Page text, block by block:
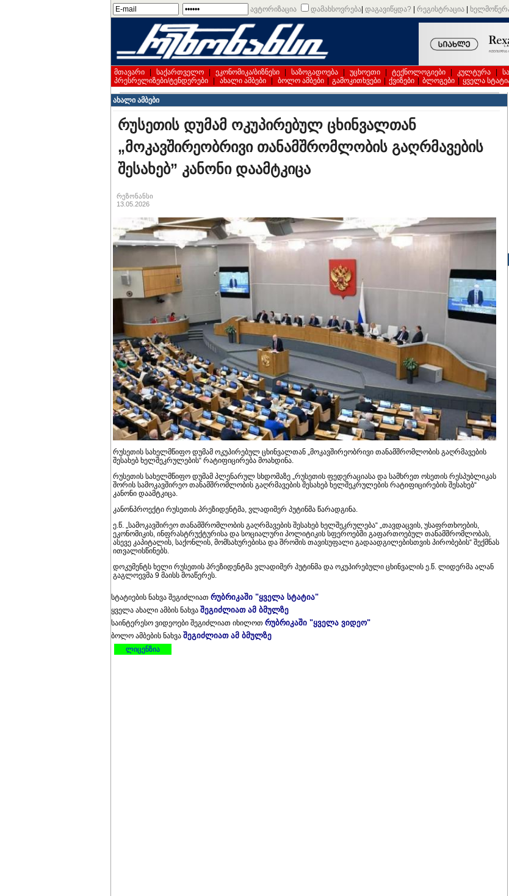
ავტორიზაცია დამახსოვრება დაგავიწყდა? რეგისტრაცია
მთავარი საქართველო ეკონომიკა/ბიზნესი საზოგადოება უცხოეთი ტექნოლოგიები კულტურა
პრესრელიზები/ტენდერები
ახალი ამბები ბოლო ამბები გამოკითხვები ქვიზები ბლოგები ყველა
ახალი ამბები
რუსეთის დუმამ ოკუპირებულ ცხინვალთან
„მოკავშირეობრივი თანამშრომლობის გაღრმავების
შესახებ” კანონი დაამტკიცა
რეზონანსი
13.05.2026
რუსეთის სახელმწიფო დუმამ ოკუპირებულ ცხინვალთან „მოკავშირეობრივი თანამშრომლობის გაღრმავების
შესახებ ხელშეკრულების“ რატიფიცირება მოახდინა.
რუსეთის სახელმწიფო დუმამ პლენარულ სხდომაზე „რუსეთის ფედერაციასა და სამხრეთ ოსეთის რესპუბლიკას
შორის სამოკავშირეო თანამშრომლობის გაღრმავების შესახებ ხელშეკრულების რატიფიცირების შესახებ“
კანონი დაამტკიცა.
კანონპროექტი რუსეთის პრეზიდენტმა, ვლადიმერ პუტინმა წარადგინა.
ე.წ. „სამოკავშირეო თანამშრომლობის გაღრმავების შესახებ ხელშეკრულება“ „თავდაცვის, უსაფრთხოების,
ეკონომიკის, ინფრასტრუქტურისა და სოციალური პოლიტიკის სფეროებში გაფართოებულ თანამშრომლობას,
ასევე კაპიტალის, საქონლის, მომსახურებისა და შრომის თავისუფალი გადაადგილებისთვის პირობების“ შექმნას
ითვალისწინებს.
დოკუმენტს ხელი რუსეთის პრეზიდენტმა ვლადიმერ პუტინმა და ოკუპირებული ცხინვალის ე.წ. ლიდერმა ალან
გაგლოევმა 9 მაისს მოაწერეს.
სტატიების ნახვა შეგიძლიათ რუბრიკაში "ყველა სტატია"
ყველა ახალი ამბის ნახვა შეგიძლიათ ამ ბმულზე
საინტერესო ვიდეოები შეგიძლიათ იხილოთ რუბრიკაში "ყველა ვიდეო"
ბოლო ამბების ნახვა შეგიძლიათ ამ ბმულზე
ლიცენზია